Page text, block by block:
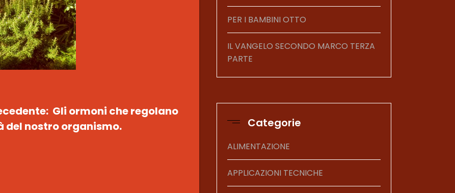
Gli ormoni che regolano
del nostro organismo.
PER I BAMBINI OTTO
IL VANGELO SECONDO MARCO TERZA
PARTE
Categorie
ALIMENTAZIONE
APPLICAZIONI TECNICHE